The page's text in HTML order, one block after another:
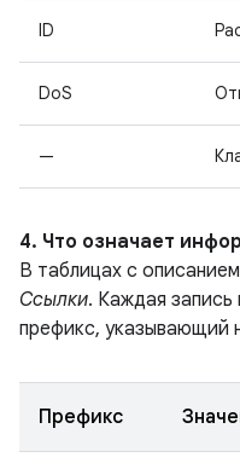
ID
DoS
—
4. Что означает
В таблицах с
Ссылки. Каждая
префикс, указывающий
Префикс